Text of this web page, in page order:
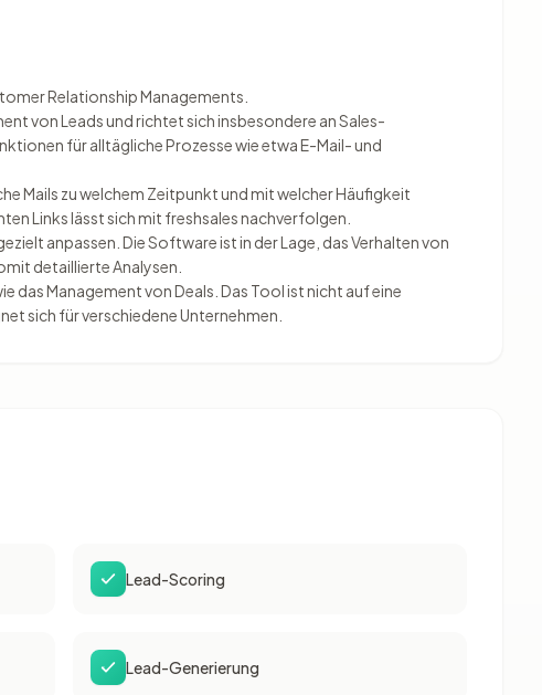
Relationship Managements.
von Leads und richtet sich insbesondere an Sales-
für alltägliche Prozesse wie etwa E-Mail- und
Mails zu welchem Zeitpunkt und mit welcher Häufigkeit
Links lässt sich mit freshsales nachverfolgen.
anpassen. Die Software ist in der Lage, das Verhalten von
detaillierte Analysen.
das Management von Deals. Das Tool ist nicht auf eine
sich für verschiedene Unternehmen.
Lead-Scoring
Lead-Generierung